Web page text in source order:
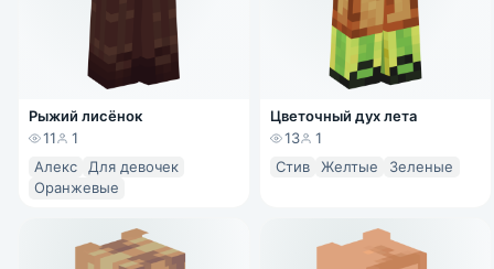
Рыжий лисёнок
11
1
Алекс
Для девочек
Оранжевые
Цветочный дух лета
13
1
Стив
Желтые Зеленые